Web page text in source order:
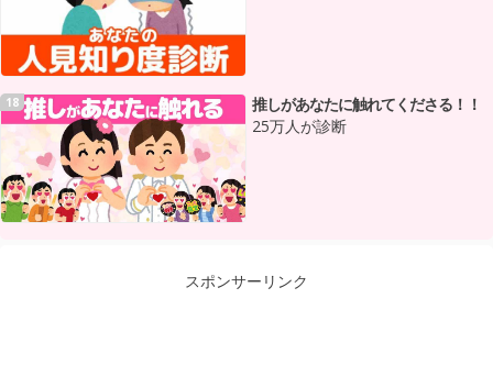
18
推しがあなたに触れてくださる！！
25万人が診断
スポンサーリンク